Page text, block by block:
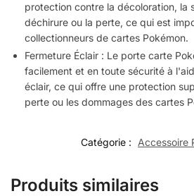
protection contre la décoloration, la
déchirure ou la perte, ce qui est
collectionneurs de cartes Pokémon.
Fermeture Éclair : Le porte carte
facilement et en toute sécurité à
éclair, ce qui offre une protection
perte ou les dommages des cartes
Catégorie : Accessoire
Produits similaires